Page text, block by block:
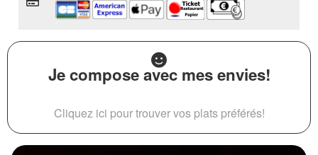
Je compose avec mes envies!
Cliquez ici pour trouver vos plats préférés!